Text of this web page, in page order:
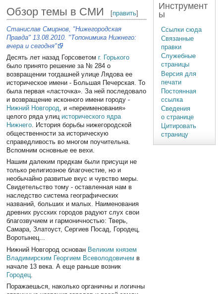
Обзор темы в СМИ [править]
Станислав Смирнов, "Нижегородская
Правда" 13.08.2010. "Топонимика Нижнего:
вчера и сегодня"
Десять лет назад Горсоветом г. Горького
было принято решение за № 284 о
возвращении тогдашней улице Лядова ее
историческое имени - Большая Печерская. То
была первая «ласточка». За ней последовало
и возвращение исконного имени городу -
Нижний Новгород, и «переименования»
целого ряда улиц исторического ядра
Нижнего. История борьбы нижегородской
общественности за историческую
справедливость во многом поучительна.
Вспомним основные ее вехи.
Нашим далеким предкам были присущи не
только религиозное благочестие, но и
необычайно развитые вкус и чувство меры.
Свидетельство тому - оставленная нам в
наследство система географических
названий, больших и малых. Наименования
древних русских городов радуют слух свои
благозвучием и гармоничностью: Тверь,
Самара, Златоуст, Сергиев Посад, Городец,
Воротынец...
Нижний Новгород основан Великим князем
Владимирским Георгием Всеволодовичем в
начале 13 века. А еще раньше возник
Городец
Поражаешься, наколько органичны и логичны
Инструмент
ы
Ссылки сюда
Связанные
правки
Служебные
страницы
Версия для
печати
Постоянная
ссылка
Сведения
о странице
Цитировать
страницу